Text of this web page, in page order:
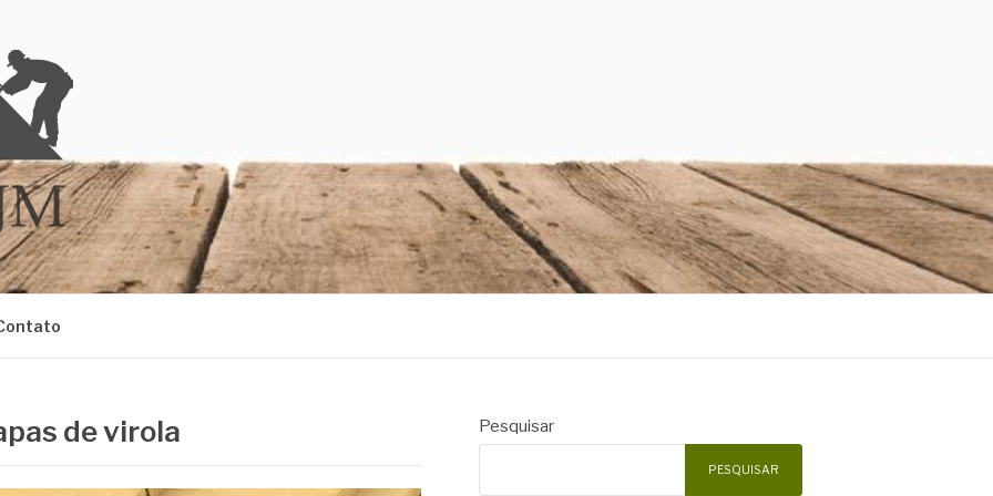
de virola Pesquisar
PESQUISAR